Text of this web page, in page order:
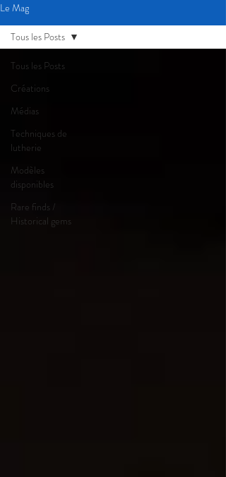
Le Mag
Tous les Posts
Créations
Médias
Techniques de
lutherie
Modèles
disponibles
Rare finds /
Historical gems
Tous les Posts